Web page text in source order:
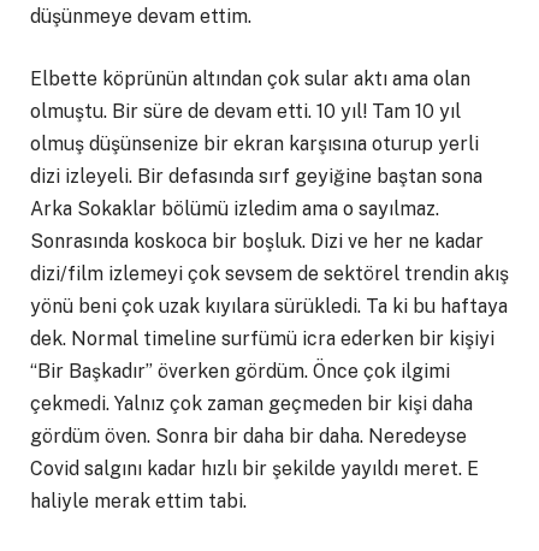
düşünmeye devam ettim.
Elbette köprünün altından çok sular aktı ama olan
olmuştu. Bir süre de devam etti. 10 yıl! Tam 10 yıl
olmuş düşünsenize bir ekran karşısına oturup yerli
dizi izleyeli. Bir defasında sırf geyiğine baştan sona
Arka Sokaklar bölümü izledim ama o sayılmaz.
Sonrasında koskoca bir boşluk. Dizi ve her ne kadar
dizi/film izlemeyi çok sevsem de sektörel trendin akış
yönü beni çok uzak kıyılara sürükledi. Ta ki bu haftaya
dek. Normal timeline surfümü icra ederken bir kişiyi
“Bir Başkadır” överken gördüm. Önce çok ilgimi
çekmedi. Yalnız çok zaman geçmeden bir kişi daha
gördüm öven. Sonra bir daha bir daha. Neredeyse
Covid salgını kadar hızlı bir şekilde yayıldı meret. E
haliyle merak ettim tabi.